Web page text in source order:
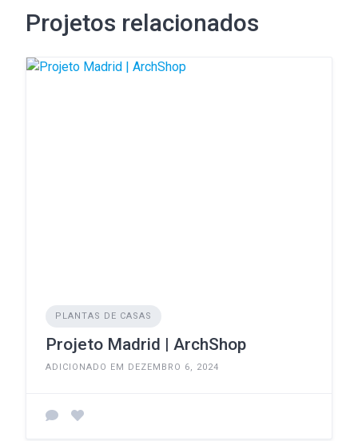
Projetos relacionados
PLANTAS DE CASAS
Projeto Madrid | ArchShop
ADICIONADO EM DEZEMBRO 6, 2024